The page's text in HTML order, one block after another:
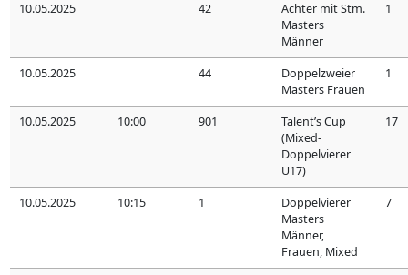
10.05.2025 42
Achter mit Stm.
Masters
Männer
1
10.05.2025 44
Doppelzweier
Masters Frauen
1
10.05.2025 10:00 901
Talent’s Cup
(Mixed-
Doppelvierer
U17)
17
10.05.2025 10:15 1
Doppelvierer
Masters
Männer,
Frauen, Mixed
7